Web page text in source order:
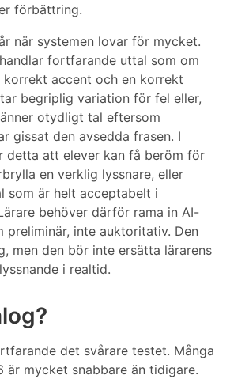
förbättring.
när systemen lovar för mycket.
fortfarande uttal som om
korrekt accent och en korrekt
begriplig variation för fel eller,
otydligt tal eftersom
gissat den avsedda frasen. I
detta att elever kan få beröm för
en verklig lyssnare, eller
som är helt acceptabelt i
behöver därför rama in AI-
preliminär, inte auktoritativ. Den
men den bör inte ersätta lärarens
i realtid.
det svårare testet. Många
är mycket snabbare än tidigare.